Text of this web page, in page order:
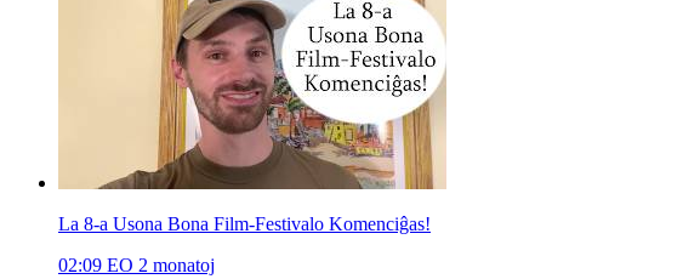
La 8-a Usona Bona Film-Festivalo Komenciĝas!
02:09 EO 2 monatoj